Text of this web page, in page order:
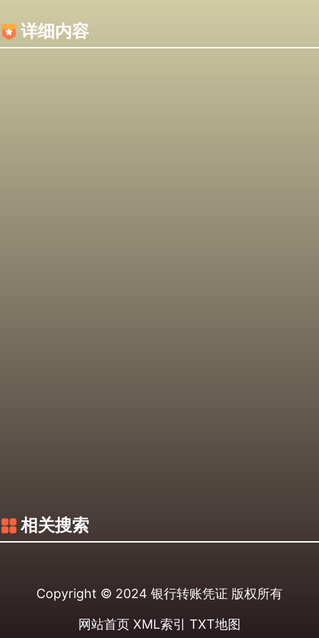
详细内容
相关搜索
Copyright © 2024 银行转账凭证 版权所有
网站首页 XML索引 TXT地图